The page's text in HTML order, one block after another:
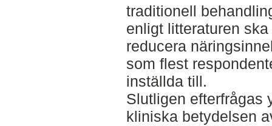
traditionell
enligt litteraturen
reducera
som flest
inställda till.
Slutligen efterfrågas
kliniska betydelsen